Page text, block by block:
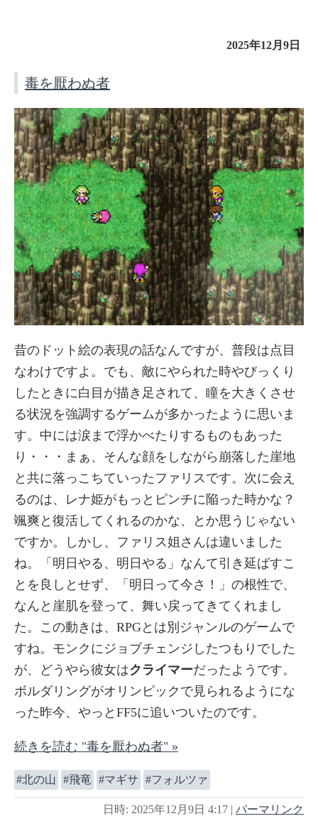
2025年12月9日
毒を厭わぬ者
昔のドット絵の表現の話なんですが、普段は点目
なわけですよ。でも、敵にやられた時やびっくり
したときに白目が描き足されて、瞳を大きくさせ
る状況を強調するゲームが多かったように思いま
す。中には涙まで浮かべたりするものもあった
り・・・まぁ、そんな顔をしながら崩落した崖地
と共に落っこちていったファリスです。次に会え
るのは、レナ姫がもっとピンチに陥った時かな？
颯爽と復活してくれるのかな、とか思うじゃない
ですか。しかし、ファリス姐さんは違いました
ね。「明日やる、明日やる」なんて引き延ばすこ
とを良しとせず、「明日って今さ！」の根性で、
なんと崖肌を登って、舞い戻ってきてくれまし
た。この動きは、RPGとは別ジャンルのゲームで
すね。モンクにジョブチェンジしたつもりでした
が、どうやら彼女はクライマーだったようです。
ボルダリングがオリンピックで見られるようにな
った昨今、やっとFF5に追いついたのです。
続きを読む "毒を厭わぬ者" »
北の山 飛竜 マギサ フォルツァ
日時: 2025年12月9日 4:17 | パーマリンク